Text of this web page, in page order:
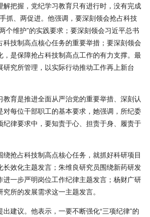
把握，党纪学习教育只有进行时，没有完成
抓、两促进。他强调，要深刻领会抢占科技
个维护”的实践要求；要深刻领会习近平总书
技制高点核心任务的重要举措；要深刻领会
是保障抢占科技制高点工作的有力支撑。最
究所管理，以实际行动推动工作再上新台
育是推进全面从严治党的重要举措、深刻认
每位干部职工的基本要求，她强调，所纪委
律要求中，要知责于心、担责于身、履责于
抢占科技制高点核心任务，就抓好科研项目
效化主题发言；朱维良研究员围绕新药研发
一步严明岗位工作纪律主题发言；杨财广研
所的发展需求这一主题发言。
建议。他表示，一要不断强化“三项纪律”的